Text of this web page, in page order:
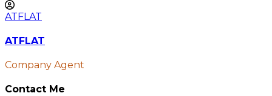
ATFLAT
ATFLAT
Company Agent
Contact Me